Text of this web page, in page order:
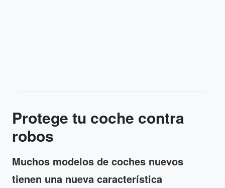
Protege tu coche contra
robos
Muchos modelos de coches nuevos
tienen una nueva característica